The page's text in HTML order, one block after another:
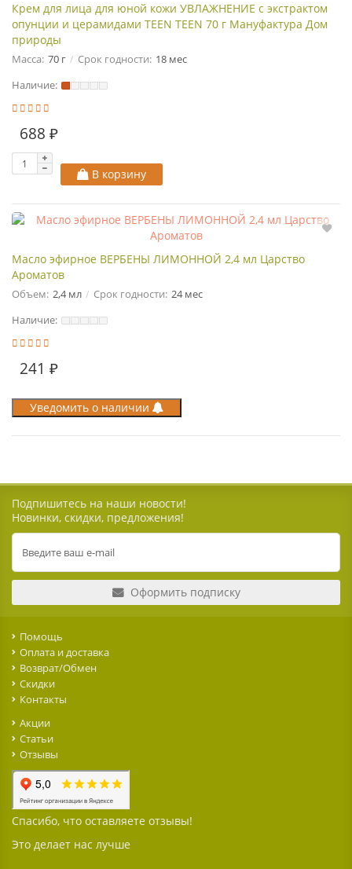
Крем для лица для юной кожи УВЛАЖНЕНИЕ с экстрактом
опунции и церамидами TEEN TEEN 70 г Мануфактура Дом
природы
Масса: 70 г Срок годности: 18 мес
Наличие:
688 ₽
В корзину
Масло эфирное ВЕРБЕНЫ ЛИМОННОЙ 2,4 мл Царство
Ароматов
Объем: 2,4 мл Срок годности: 24 мес
Наличие:
241 ₽
Уведомить о наличии
Подпишитесь на наши новости!
Новинки, скидки, предложения!
Оформить подписку
Помощь
Оплата и доставка
Возврат/Обмен
Скидки
Контакты
Акции
Статьи
Отзывы
Спасибо, что оставляете отзывы!
Это делает нас лучше